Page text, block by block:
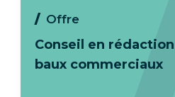
Offre
Conseil en
baux commerciaux